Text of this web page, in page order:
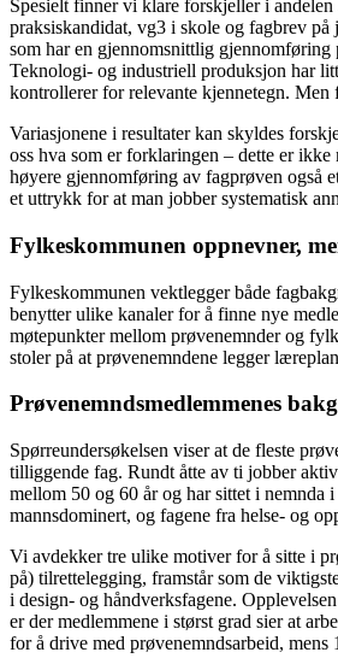
Spesielt finner vi klare forskjeller i
praksiskandidat, vg3 i skole og fagbrev
som har en gjennomsnittlig gjennomføring
Teknologi- og industriell produksjon har
kontrollerer for relevante kjennetegn.
Variasjonene i resultater kan skyldes
oss hva som er forklaringen – dette er
høyere gjennomføring av fagprøven også
et uttrykk for at man jobber systematisk
Fylkeskommunen oppnevner,
Fylkeskommunen vektlegger både
benytter ulike kanaler for å finne nye
møtepunkter mellom prøvenemnder og
stoler på at prøvenemndene legger
Prøvenemndsmedlemmenes
Spørreundersøkelsen viser at de fleste
tilliggende fag. Rundt åtte av ti jobber
mellom 50 og 60 år og har sittet i nemnda
mannsdominert, og fagene fra helse- og
Vi avdekker tre ulike motiver for å sitte i
på) tilrettelegging, framstår som de
i design- og håndverksfagene.
er der medlemmene i størst grad sier at
for å drive med prøvenemndsarbeid, mens